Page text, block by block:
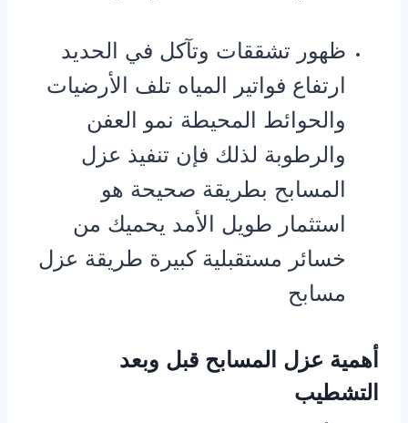
ظهور تشققات وتآكل في الحديد
ارتفاع فواتير المياه تلف الأرضيات
والحوائط المحيطة نمو العفن
والرطوبة لذلك فإن تنفيذ عزل
المسابح بطريقة صحيحة هو
استثمار طويل الأمد يحميك من
خسائر مستقبلية كبيرة طريقة عزل
مسابح
أهمية عزل المسابح قبل وبعد
التشطيب